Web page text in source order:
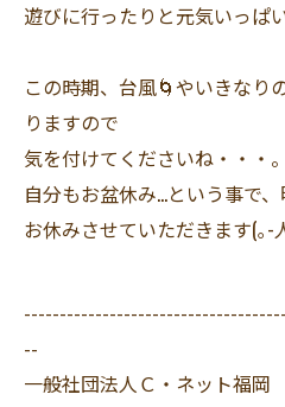
遊びに行ったりと元気いっぱ
この時期、台風🌀やいきなり
りますので
気を付けてくださいね・・・。
自分もお盆休み…という事で
お休みさせていただきます(｡-
--
一般社団法人Ｃ・ネット福岡